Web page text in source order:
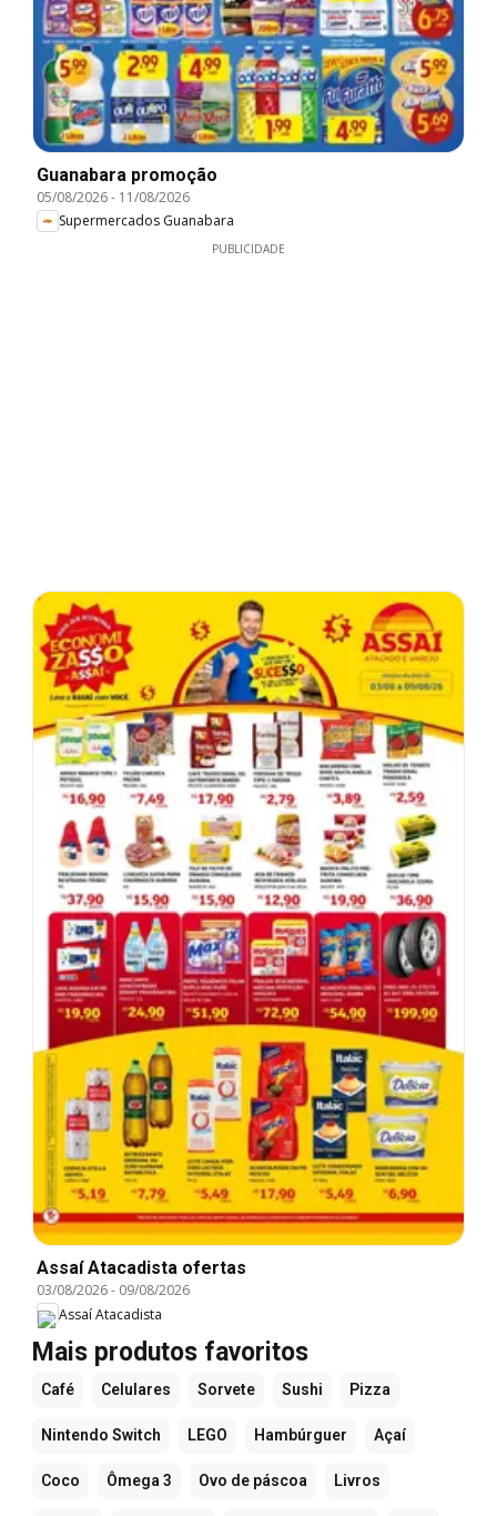
Guanabara promoção
05/08/2026- 11/08/2026
Supermercados Guanabara
PUBLICIDADE
Assaí Atacadista ofertas
03/08/2026- 09/08/2026
Assaí Atacadista
Mais produtos favoritos
Café Celulares Sorvete Sushi Pizza
Nintendo Switch LEGO Hambúrguer Açaí
Coco Ômega 3 Ovo de páscoa Livros